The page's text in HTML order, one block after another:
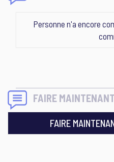
Personne n'a encore
FAIRE
FAIRE